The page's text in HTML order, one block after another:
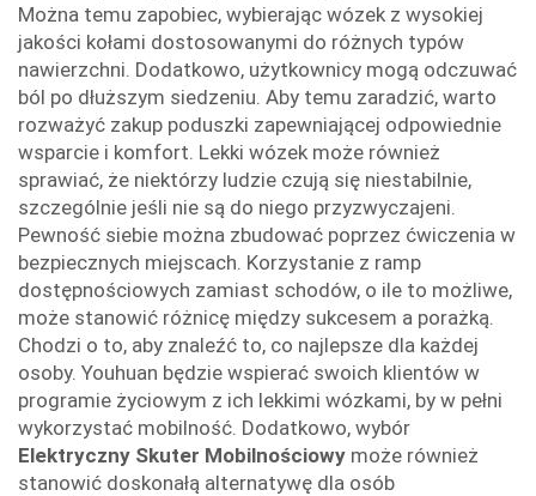
Można temu zapobiec, wybierając wózek z wysokiej
jakości kołami dostosowanymi do różnych typów
nawierzchni. Dodatkowo, użytkownicy mogą odczuwać
ból po dłuższym siedzeniu. Aby temu zaradzić, warto
rozważyć zakup poduszki zapewniającej odpowiednie
wsparcie i komfort. Lekki wózek może również
sprawiać, że niektórzy ludzie czują się niestabilnie,
szczególnie jeśli nie są do niego przyzwyczajeni.
Pewność siebie można zbudować poprzez ćwiczenia w
bezpiecznych miejscach. Korzystanie z ramp
dostępnościowych zamiast schodów, o ile to możliwe,
może stanowić różnicę między sukcesem a porażką.
Chodzi o to, aby znaleźć to, co najlepsze dla każdej
osoby. Youhuan będzie wspierać swoich klientów w
programie życiowym z ich lekkimi wózkami, by w pełni
wykorzystać mobilność. Dodatkowo, wybór
Elektryczny Skuter Mobilnościowy może również
stanowić doskonałą alternatywę dla osób